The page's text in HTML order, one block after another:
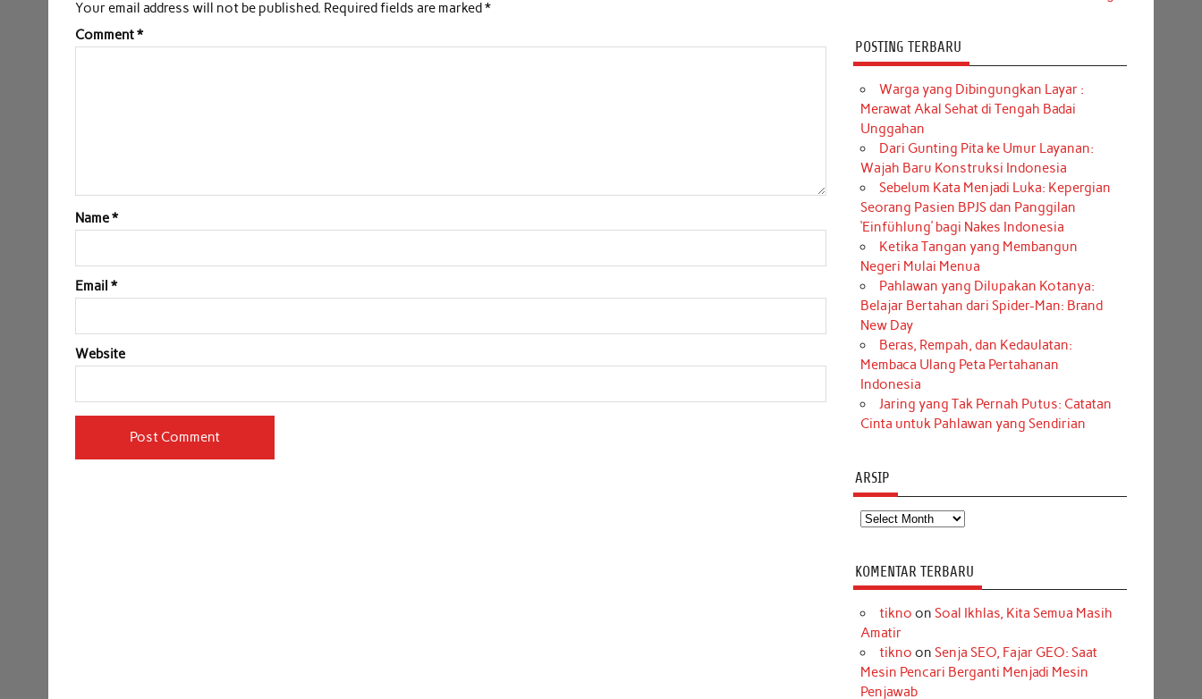
b
o
t
e
s
e
l
e
Your email address will not be published. Required fields are marked*
Comment*
Name*
Email*
Website
POSTING TERBARU
Warga yang Dibingungkan Layar :
Merawat Akal Sehat di Tengah Badai
Unggahan
Dari Gunting Pita ke Umur Layanan:
Wajah Baru Konstruksi Indonesia
Sebelum Kata Menjadi Luka: Kepergian
Seorang Pasien BPJS dan Panggilan
‘Einfühlung’ bagi Nakes Indonesia
Ketika Tangan yang Membangun
Negeri Mulai Menua
Pahlawan yang Dilupakan Kotanya:
Belajar Bertahan dari Spider-Man: Brand
New Day
Beras, Rempah, dan Kedaulatan:
Membaca Ulang Peta Pertahanan
Indonesia
Jaring yang Tak Pernah Putus: Catatan
Cinta untuk Pahlawan yang Sendirian
ARSIP
Arsip
KOMENTAR TERBARU
tikno on Soal Ikhlas, Kita Semua Masih
Amatir
tikno on Senja SEO, Fajar GEO: Saat
Mesin Pencari Berganti Menjadi Mesin
Penjawab